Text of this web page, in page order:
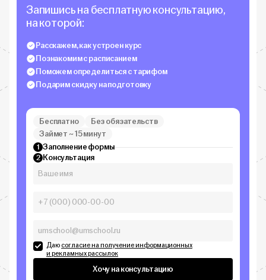
Запишись на бесплатную консультацию,
на которой:
Расскажем, как устроен курс
Познакомим с расписанием
Поможем определиться с тарифом
Подарим скидку на подготовку
Бесплатно
Без обязательств
Займет ~ 15 минут
1 Заполнение формы
2 Консультация
Даюсогласие на получение информационных
и рекламных рассылок
Хочу на консультацию